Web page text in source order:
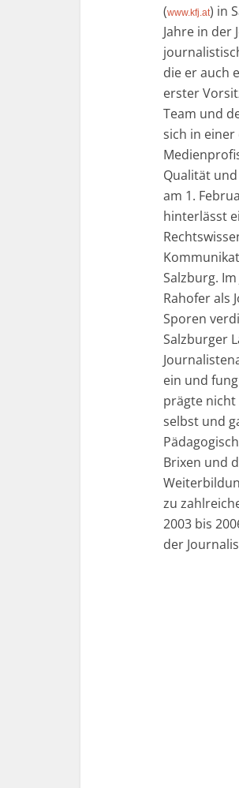
(www.kfj.at) in
Jahre in der
die er auch
erster
Team und
sich in
Qualität
am 1.
hinterlässt
Salzburg.
Rahofer als
Sporen
Salzburger
ein und
prägte nicht
selbst und
Brixen und
zu
2003 bis
der